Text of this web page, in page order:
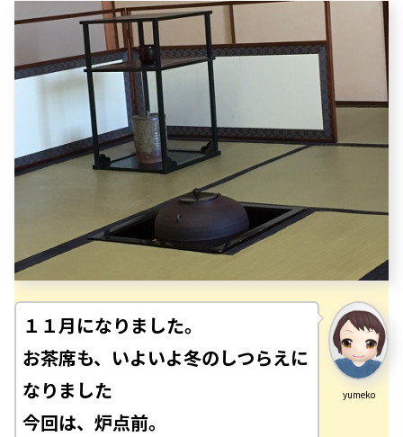
yumeko
１１月になりました。
お茶席も、いよいよ冬のしつらえに
なりました
今回は、炉点前。